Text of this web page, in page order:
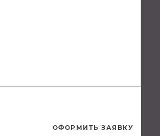
ОФОРМИТЬ ЗАЯВКУ